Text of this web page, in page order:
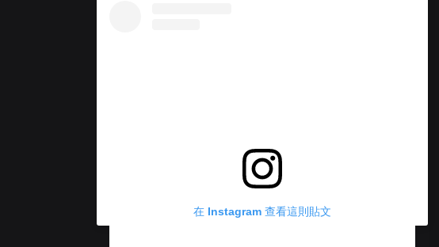
在 Instagram 查看這則貼文